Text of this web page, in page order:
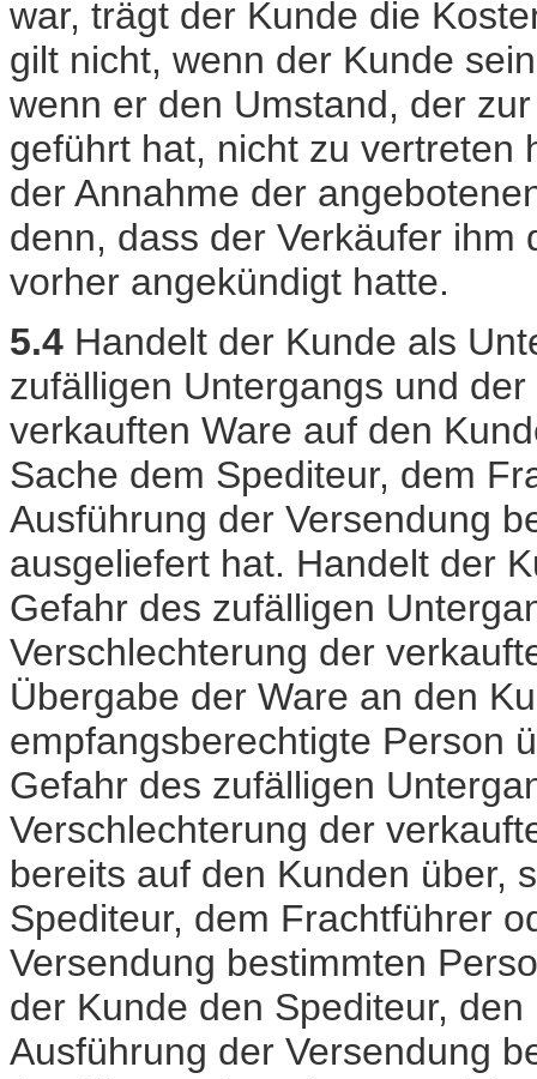
war, trägt der Kunde die
gilt nicht, wenn der Kunde
wenn er den Umstand, der
geführt hat, nicht zu vertreten
der Annahme der
denn, dass der Verkäufer
vorher angekündigt hatte.
5.4 Handelt der Kunde als
zufälligen Untergangs und
verkauften Ware auf den
Sache dem Spediteur, dem
Ausführung der Versendung
ausgeliefert hat. Handelt der
Gefahr des zufälligen
Verschlechterung der
Übergabe der Ware an den
empfangsberechtigte Person
Gefahr des zufälligen
Verschlechterung der
bereits auf den Kunden über,
Spediteur, dem Frachtführer
Versendung bestimmten
der Kunde den Spediteur,
Ausführung der Versendung